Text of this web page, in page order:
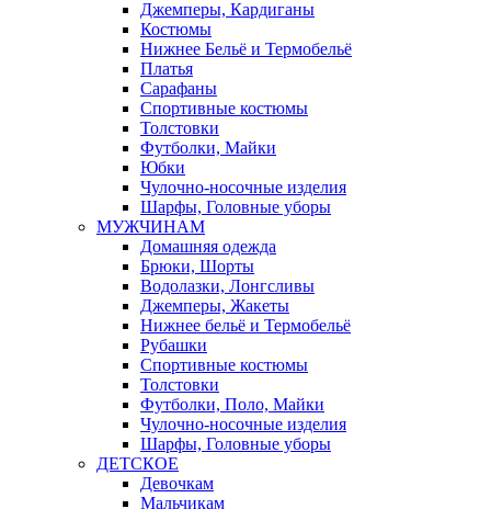
Джемперы, Кардиганы
Костюмы
Нижнее Бельё и Термобельё
Платья
Сарафаны
Спортивные костюмы
Толстовки
Футболки, Майки
Юбки
Чулочно-носочные изделия
Шарфы, Головные уборы
МУЖЧИНАМ
Домашняя одежда
Брюки, Шорты
Водолазки, Лонгсливы
Джемперы, Жакеты
Нижнее бельё и Термобельё
Рубашки
Спортивные костюмы
Толстовки
Футболки, Поло, Майки
Чулочно-носочные изделия
Шарфы, Головные уборы
ДЕТСКОЕ
Девочкам
Мальчикам